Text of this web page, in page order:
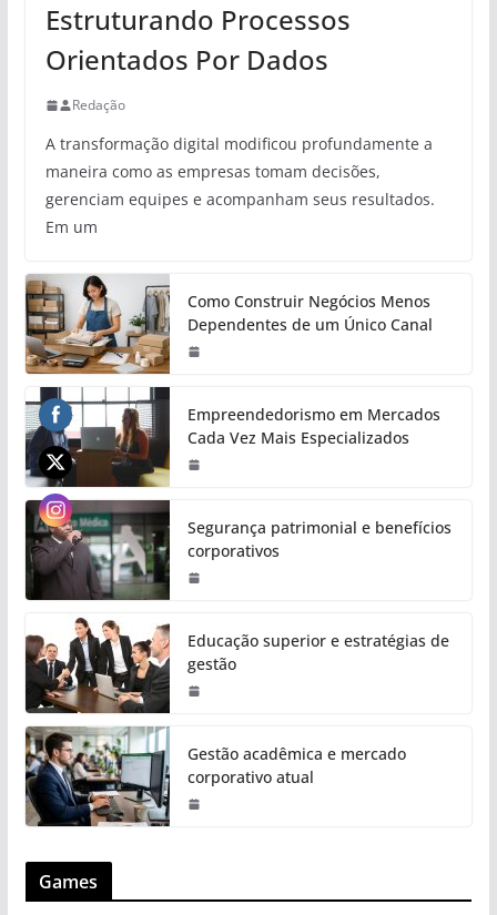
Estruturando Processos
Orientados Por Dados
Redação
A transformação digital modificou profundamente a
maneira como as empresas tomam decisões,
gerenciam equipes e acompanham seus resultados.
Em um
Como Construir Negócios Menos
Dependentes de um Único Canal
Empreendedorismo em Mercados
Cada Vez Mais Especializados
Segurança patrimonial e benefícios
corporativos
Educação superior e estratégias de
gestão
Gestão acadêmica e mercado
corporativo atual
Games